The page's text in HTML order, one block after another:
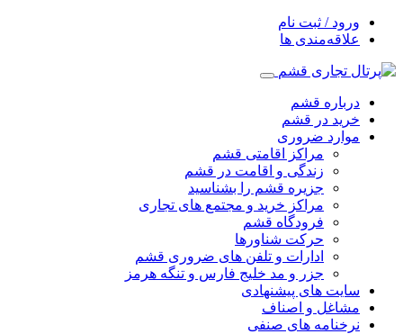
ورود / ثبت نام
علاقه‌مندی ها
درباره قشم
خرید در قشم
موارد ضروری
مراکز اقامتی قشم
زندگی و اقامت در قشم
جزیره قشم را بشناسید
مراکز خرید و مجتمع های تجاری
فرودگاه قشم
حرکت شناورها
ادارات و تلفن های ضروری قشم
جزر و مد خلیج فارس و تنگه هرمز
سایت های پیشنهادی
مشاغل و اصناف
نرخنامه های صنفی